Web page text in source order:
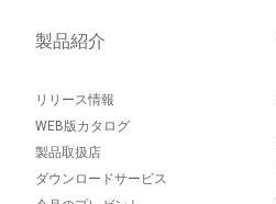
製品紹介
リリース情報
WEB版カタログ
製品取扱店
ダウンロードサービス